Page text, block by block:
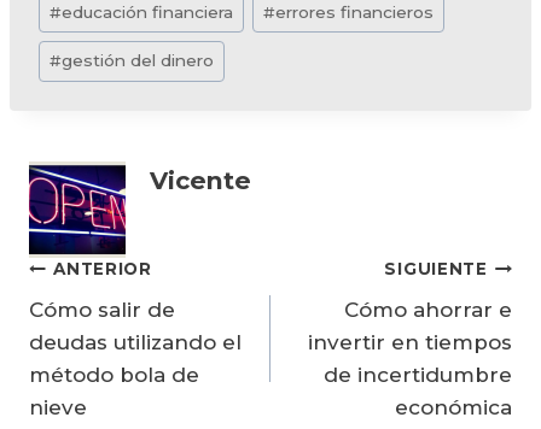
la
entrada:
#educación financiera #errores financieros
#gestión del dinero
Vicente
Navegación
de
entradas
ANTERIOR
Cómo salir de
deudas utilizando el
método bola de
nieve
SIGUIENTE
Cómo ahorrar e
invertir en tiempos
de incertidumbre
económica